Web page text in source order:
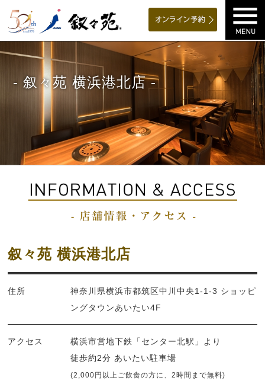
- 叙々苑 横浜港北店 -
叙々苑 横浜港北店
住所
神奈川県横浜市都筑区中川中央1-1-3 ショッピ
ングタウンあいたい4F
アクセス
横浜市営地下鉄「センター北駅」より
徒歩約2分 あいたい駐車場
(2,000円以上ご飲食の方に、2時間まで無料)